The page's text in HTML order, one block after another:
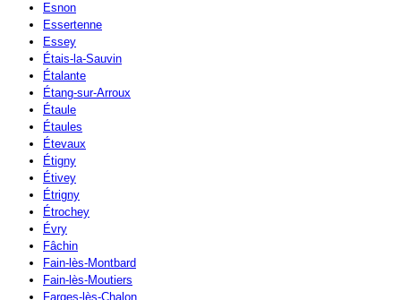
Esnon
Essertenne
Essey
Étais-la-Sauvin
Étalante
Étang-sur-Arroux
Étaule
Étaules
Étevaux
Étigny
Étivey
Étrigny
Étrochey
Évry
Fâchin
Fain-lès-Montbard
Fain-lès-Moutiers
Farges-lès-Chalon